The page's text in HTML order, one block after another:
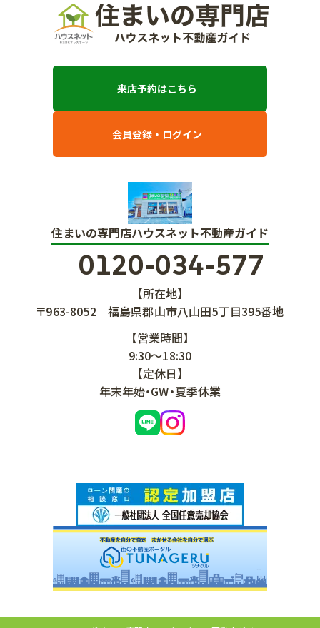
来店予約はこちら
会員登録・ログイン
住まいの専門店ハウスネット不動産ガイド
0120-034-577
【所在地】
〒963-8052
福島県郡山市八山田5丁目395番地
【営業時間】
9:30～18:30
【定休日】
年末年始・GW・夏季休業